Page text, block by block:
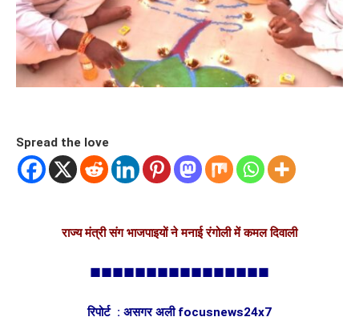
Spread the love
राज्य मंत्री संग भाजपाइयों ने मनाई रंगोली में कमल दिवाली
■■■■■■■■■■■■■■■■
रिपोर्ट : असगर अली focusnews24x7